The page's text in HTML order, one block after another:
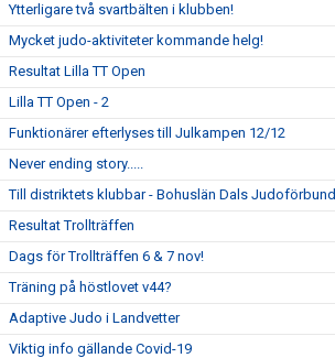
Ytterligare två svartbälten i klubben!
Mycket judo-aktiviteter kommande helg!
Resultat Lilla TT Open
Lilla TT Open - 2
Funktionärer efterlyses till Julkampen 12/12
Never ending story.....
Till distriktets klubbar - Bohuslän Dals Judoförbund
Resultat Trollträffen
Dags för Trollträffen 6 & 7 nov!
Träning på höstlovet v44?
Adaptive Judo i Landvetter
Viktig info gällande Covid-19